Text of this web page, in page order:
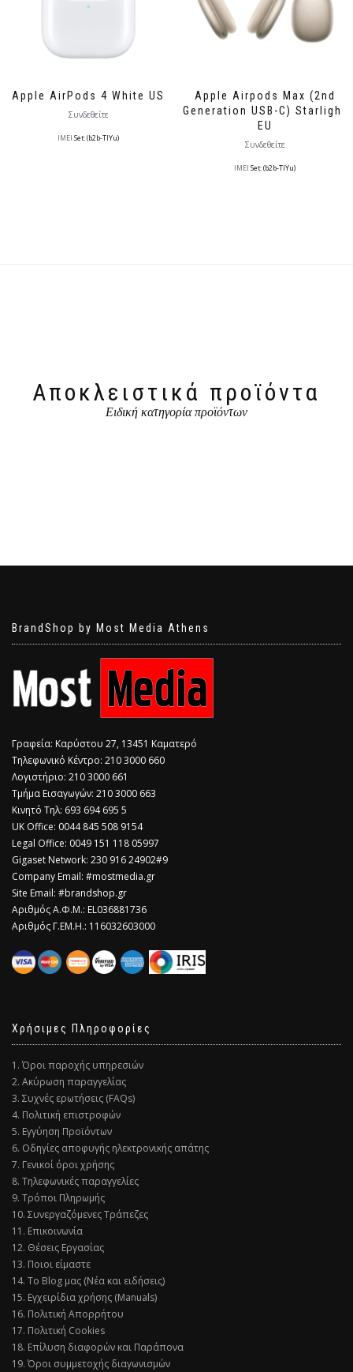
Apple AirPods 4 White US
Συνδεθείτε
IMEI Set: (b2b-TlYu)
Apple Airpods Max (2nd
Generation USB-C) Starlight
EU
Συνδεθείτε
IMEI Set: (b2b-TlYu)
Αποκλειστικά προϊόντα
Ειδική κατηγορία προϊόντων
BrandShop by Most Media Athens
Γραφεία: Καρύστου 27, 13451 Καματερό
Τηλεφωνικό Κέντρο: 210 3000 660
Λογιστήριο: 210 3000 661
Τμήμα Εισαγωγών: 210 3000 663
Κινητό Τηλ: 693 694 695 5
​UK Office: 0044 845 508 9154
Legal Office: 0049 151 118 05997
Gigaset Network: 230 916 24902#9
Company Email: #mostmedia.gr
Site Email: #brandshop.gr
Αριθμός Α.Φ.Μ.: EL036881736
Αριθμός Γ.ΕΜ.Η.: 116032603000
Χρήσιμες Πληροφορίες
1. Όροι παροχής υπηρεσιών
2. Ακύρωση παραγγελίας
3. Συχνές ερωτήσεις (FAQs)
4. Πολιτική επιστροφών
5. Εγγύηση Προϊόντων
6. Οδηγίες αποφυγής ηλεκτρονικής απάτης
7. Γενικοί όροι χρήσης
8. Τηλεφωνικές παραγγελίες
9. Τρόποι Πληρωμής
10. Συνεργαζόμενες Τράπεζες
11. Επικοινωνία
12. Θέσεις Εργασίας
13. Ποιοι είμαστε
14. Το Blog μας (Νέα και ειδήσεις)
15. Εγχειρίδια χρήσης (Manuals)
16. Πολιτική Απορρήτου
17. Πολιτική Cookies
18. Επίλυση διαφορών και Παράπονα
19. Όροι συμμετοχής διαγωνισμών